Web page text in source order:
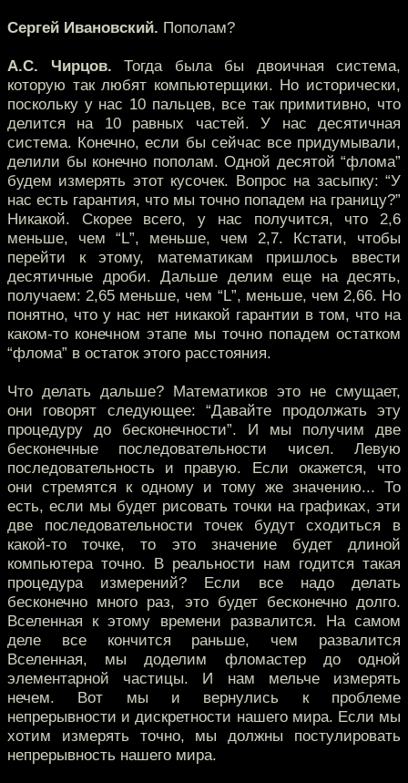
Сергей Ивановский. Пополам?
А.С. Чирцов. Тогда была бы двоичная система,
которую так любят компьютерщики. Но исторически,
поскольку у нас 10 пальцев, все так примитивно, что
делится на 10 равных частей. У нас десятичная
система. Конечно, если бы сейчас все придумывали,
делили бы конечно пополам. Одной десятой “флома”
будем измерять этот кусочек. Вопрос на засыпку: “У
нас есть гарантия, что мы точно попадем на границу?”
Никакой. Скорее всего, у нас получится, что 2,6
меньше, чем “L”, меньше, чем 2,7. Кстати, чтобы
перейти к этому, математикам пришлось ввести
десятичные дроби. Дальше делим еще на десять,
получаем: 2,65 меньше, чем “L”, меньше, чем 2,66. Но
понятно, что у нас нет никакой гарантии в том, что на
каком-то конечном этапе мы точно попадем остатком
“флома” в остаток этого расстояния.
Что делать дальше? Математиков это не смущает,
они говорят следующее: “Давайте продолжать эту
процедуру до бесконечности”. И мы получим две
бесконечные последовательности чисел. Левую
последовательность и правую. Если окажется, что
они стремятся к одному и тому же значению... То
есть, если мы будет рисовать точки на графиках, эти
две последовательности точек будут сходиться в
какой-то точке, то это значение будет длиной
компьютера точно. В реальности нам годится такая
процедура измерений? Если все надо делать
бесконечно много раз, это будет бесконечно долго.
Вселенная к этому времени развалится. На самом
деле все кончится раньше, чем развалится
Вселенная, мы доделим фломастер до одной
элементарной частицы. И нам мельче измерять
нечем. Вот мы и вернулись к проблеме
непрерывности и дискретности нашего мира. Если мы
хотим измерять точно, мы должны постулировать
непрерывность нашего мира.